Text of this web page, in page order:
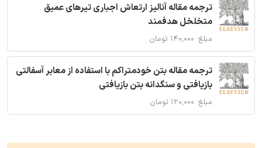
ترجمه مقاله آنالیز ارتعاش اجباری تیرهای عمیق
متخلخل هدفمند
مبلغ: ۱۴۰,۰۰۰ تومان
ترجمه مقاله بتن خودمتراکم با استفاده از معابر آسفالتی
بازیافتی و سنگدانه بتن بازیافتی
مبلغ: ۱۲۰,۰۰۰ تومان